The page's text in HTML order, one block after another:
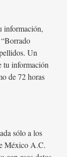
información,
Un
tu información
de 72 horas
sólo a los
México A.C.